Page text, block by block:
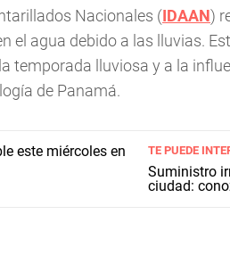
Nacionales (IDAAN)
el agua debido a las lluvias.
temporada lluviosa y a la
de Panamá.
TE PUEDE
Suministro
ciudad: